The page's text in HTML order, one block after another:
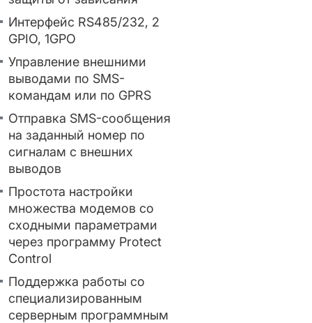
Интерфейс RS485/232, 2
GPIO, 1GPO
Управление внешними
выводами по SMS-
командам или по GPRS
Отправка SMS-сообщения
на заданный номер по
сигналам с внешних
выводов
Простота настройки
множества модемов со
сходными параметрами
через программу Protect
Control
Поддержка работы со
специализированным
серверным программным